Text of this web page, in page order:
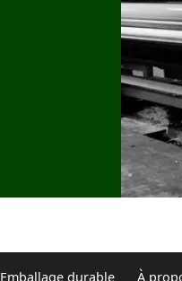
Emballage durable À